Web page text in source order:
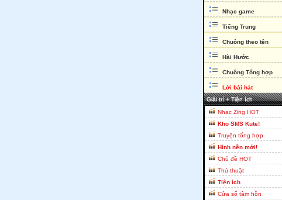
Nhạc game
Tiếng Trung
Chuông theo tên
Hài Hước
Chuông Tổng hợp
Lời bài hát
Giải trí + Tiện ích
Nhạc Zing HOT
Kho SMS Kute!
Truyện tổng hợp
Hình nền mới!
Chủ đề HOT
Thủ thuật
Tiện ích
Cửa sổ tâm hồn